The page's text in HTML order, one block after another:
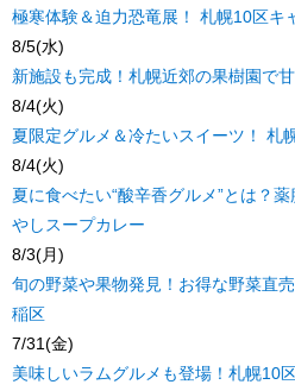
極寒体験＆迫力恐竜展！ 札幌10区キ
8/5(水)
新施設も完成！札幌近郊の果樹園で
8/4(火)
夏限定グルメ＆冷たいスイーツ！ 札
8/4(火)
夏に食べたい“酸辛香グルメ”とは？
やしスープカレー
8/3(月)
旬の野菜や果物発見！お得な野菜直
稲区
7/31(金)
美味しいラムグルメも登場！札幌10